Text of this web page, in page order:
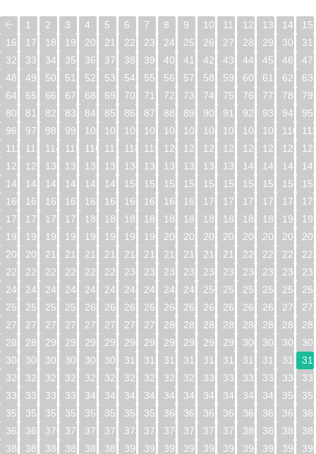
1 2 3 4 5 6 7 8 9 10 11 12 13 14
15
16
17 18 19 20 21 22 23 24 25 26 27 28 29 30
31
32
33 34 35 36 37 38 39 40 41 42 43 44 45 46
47
48
49 50 51 52 53 54 55 56 57 58 59 60 61 62
63
64
65 66 67 68 69 70 71 72 73 74 75 76 77 78
79
80
81 82 83 84 85 86 87 88 89 90 91 92 93 94
95
96
97 98 99 100 101 102 103 104 105 106 107 108 109 110
112
113 114 115 116 117 118 119 120 121 122 123 124 125 126
128
129 130 131 132 133 134 135 136 137 138 139 140 141 142
144
145 146 147 148 149 150 151 152 153 154 155 156 157 158
160
161 162 163 164 165 166 167 168 169 170 171 172 173 174
176
177 178 179 180 181 182 183 184 185 186 187 188 189 190
192
193 194 195 196 197 198 199 200 201 202 203 204 205 206
208
209 210 211 212 213 214 215 216 217 218 219 220 221 222
224
225 226 227 228 229 230 231 232 233 234 235 236 237 238
240
241 242 243 244 245 246 247 248 249 250 251 252 253 254
256
257 258 259 260 261 262 263 264 265 266 267 268 269 270
272
273 274 275 276 277 278 279 280 281 282 283 284 285 286
288
289 290 291 292 293 294 295 296 297 298 299 300 301 302
304
305 306 307 308 309 310 311 312 313 314 315 316 317 318
320
321 322 323 324 325 326 327 328 329 330 331 332 333 334
336
337 338 339 340 341 342 343 344 345 346 347 348 349 350
352
353 354 355 356 357 358 359 360 361 362 363 364 365 366
368
369 370 371 372 373 374 375 376 377 378 379 380 381 382
384
385 386 387 388 389 390 391 392 393 394 395 396 397 398